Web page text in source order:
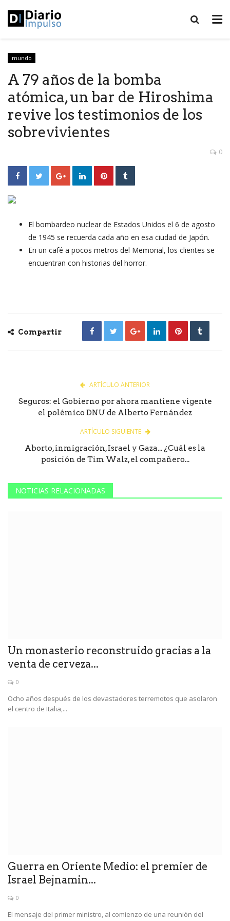
mundo
A 79 años de la bomba
atómica, un bar de Hiroshima
revive los testimonios de los
sobrevivientes
0
El bombardeo nuclear de Estados Unidos el 6 de agosto
de 1945 se recuerda cada año en esa ciudad de Japón.
En un café a pocos metros del Memorial, los clientes se
encuentran con historias del horror.
Compartir
ARTÍCULO ANTERIOR
Seguros: el Gobierno por ahora mantiene vigente
el polémico DNU de Alberto Fernández
ARTÍCULO SIGUIENTE
Aborto, inmigración, Israel y Gaza... ¿Cuál es la
posición de Tim Walz, el compañero...
NOTICIAS RELACIONADAS
Un monasterio reconstruido gracias a la
venta de cerveza...
0
Ocho años después de los devastadores terremotos que asolaron
el centro de Italia,...
Guerra en Oriente Medio: el premier de
Israel Bejnamin...
0
El mensaje del primer ministro, al comienzo de una reunión del